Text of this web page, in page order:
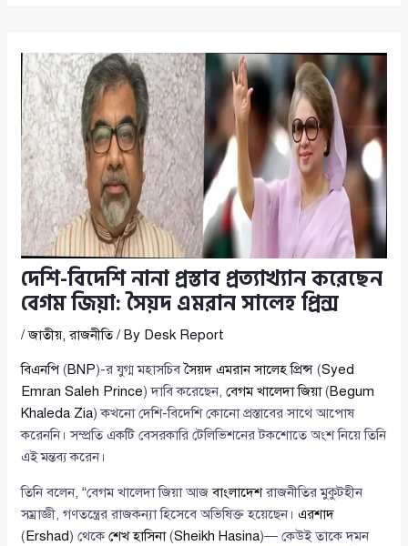
দেশি-বিদেশি নানা প্রস্তাব প্রত্যাখ্যান করেছেন
বেগম জিয়া: সৈয়দ এমরান সালেহ প্রিন্স
/জাতীয়,রাজনীতি/ By Desk Report
বিএনপি (BNP)-র যুগ্ম মহাসচিবসৈয়দ এমরান সালেহ প্রিন্স (Syed
Emran Saleh Prince) দাবি করেছেন,বেগম খালেদা জিয়া(Begum
Khaleda Zia) কখনো দেশি-বিদেশি কোনো প্রস্তাবের সাথে আপোষ
করেননি। সম্প্রতি একটি বেসরকারি টেলিভিশনের টকশোতে অংশ নিয়ে তিনি
এই মন্তব্য করেন।
তিনি বলেন, “বেগম খালেদা জিয়া আজবাংলাদেশরাজনীতির মুকুটহীন
সম্রাজ্ঞী, গণতন্ত্রের রাজকন্যা হিসেবে অভিষিক্ত হয়েছেন।এরশাদ
(Ershad) থেকেশেখ হাসিনা(Sheikh Hasina)— কেউই তাকে দমন